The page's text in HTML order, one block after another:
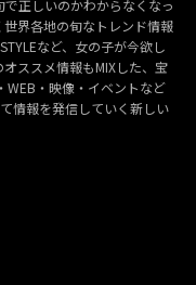
正しいのかわからなくなっ
界各地の旬なトレンド情報
など、女の子が今欲し
ススメ情報もMIXした、宝
WEB・映像・イベントなど
情報を発信していく新しい